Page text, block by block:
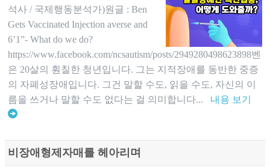
석사 / 국제행동분석가)원글 : Ben
Gets Vaccinated Injection averse and
6’1”- What do we do?
https://www.facebook.com/ncsautism/posts/2949280498623898벤
은 20살의 훤칠한 청년입니다. 그는 지적장애를 동반한 중증
의 자폐성장애입니다. 그건 말할 수도, 읽을 수도, 자신의 이
름을 쓰거나 말할 수도 없다는 걸 의미합니다... 내용 보기
비장애형제자매를 헤아리며